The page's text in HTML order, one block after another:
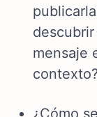
mensaje
contexto?